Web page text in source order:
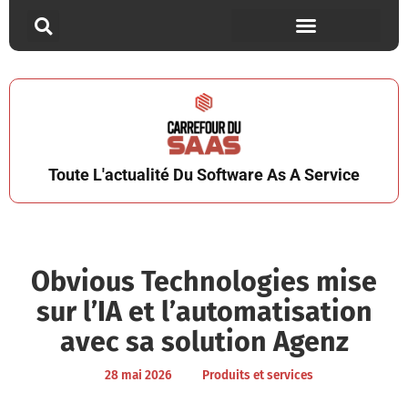
Toute L'actualité Du Software As A Service
Obvious Technologies mise
sur l’IA et l’automatisation
avec sa solution Agenz
28 mai 2026 Produits et services